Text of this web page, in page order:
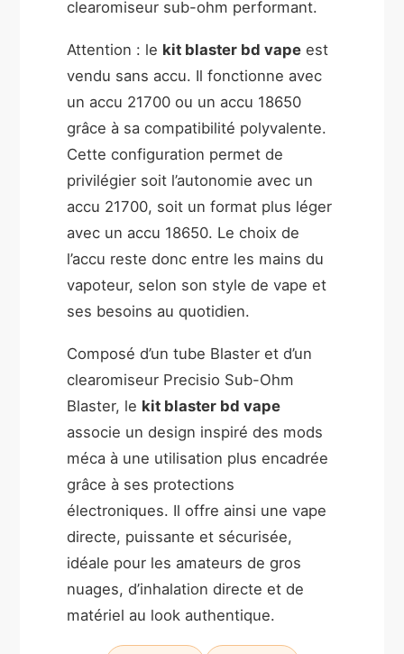
clearomiseur sub-ohm performant.
Attention : le kit blaster bd vape est
vendu sans accu. Il fonctionne avec
un accu 21700 ou un accu 18650
grâce à sa compatibilité polyvalente.
Cette configuration permet de
privilégier soit l’autonomie avec un
accu 21700, soit un format plus léger
avec un accu 18650. Le choix de
l’accu reste donc entre les mains du
vapoteur, selon son style de vape et
ses besoins au quotidien.
Composé d’un tube Blaster et d’un
clearomiseur Precisio Sub-Ohm
Blaster, le kit blaster bd vape
associe un design inspiré des mods
méca à une utilisation plus encadrée
grâce à ses protections
électroniques. Il offre ainsi une vape
directe, puissante et sécurisée,
idéale pour les amateurs de gros
nuages, d’inhalation directe et de
matériel au look authentique.